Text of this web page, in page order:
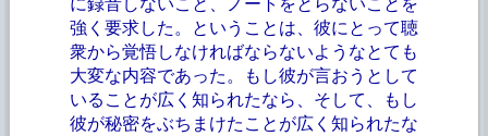
強く要求した。ということは、彼にとって聴
衆から覚悟しなければならないようなとても
大変な内容であった。もし彼が言おうとして
いることが広く知られたなら、そして、もし
彼が秘密をぶちまけたことが広く知られたな